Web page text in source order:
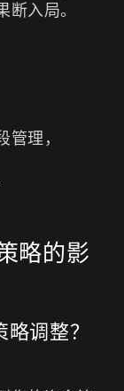
入局。
理，
略的影
调整？